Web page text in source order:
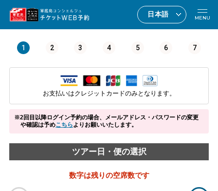
MENU
1 2 3 4 5 6 7
お支払いはクレジットカードのみとなります。
2回目以降ログイン予約の場合、メールアドレス・パスワードの変更
や確認は予めこちらよりお願いいたします。
ツアー日・便の選択
数字は残りの空席数です